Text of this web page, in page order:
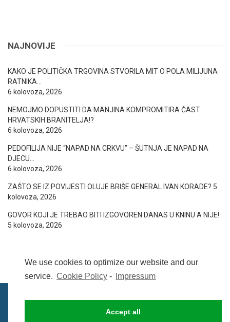
We use cookies to optimize our website and our
service. Cookie Policy - Impressum
Accept all
NAJNOVIJE
KAKO JE POLITIČKA TRGOVINA STVORILA MIT O POLA MILIJUNA
RATNIKA…
6 kolovoza, 2026
NEMOJMO DOPUSTITI DA MANJINA KOMPROMITIRA ČAST
HRVATSKIH BRANITELJA!?
6 kolovoza, 2026
PEDOFILIJA NIJE “NAPAD NA CRKVU” – ŠUTNJA JE NAPAD NA
DJECU…
6 kolovoza, 2026
ZAŠTO SE IZ POVIJESTI OLUJE BRIŠE GENERAL IVAN KORADE? 5
kolovoza, 2026
GOVOR KOJI JE TREBAO BITI IZGOVOREN DANAS U KNINU A NIJE!
5 kolovoza, 2026